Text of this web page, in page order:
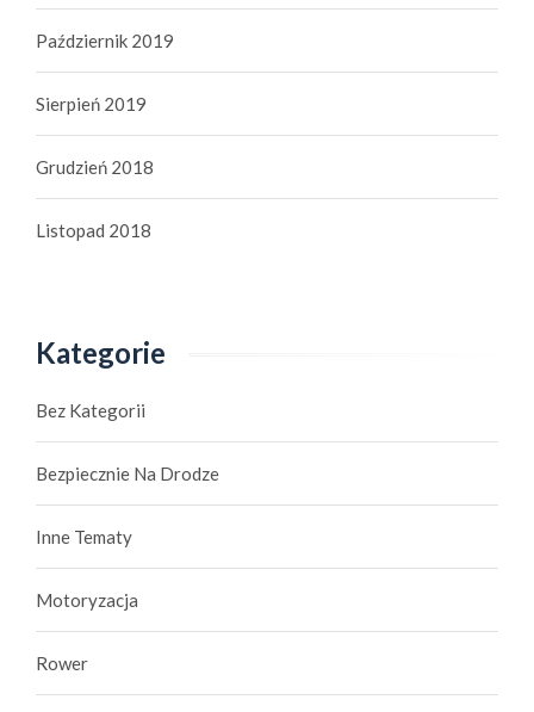
Październik 2019
Sierpień 2019
Grudzień 2018
Listopad 2018
Kategorie
Bez Kategorii
Bezpiecznie Na Drodze
Inne Tematy
Motoryzacja
Rower